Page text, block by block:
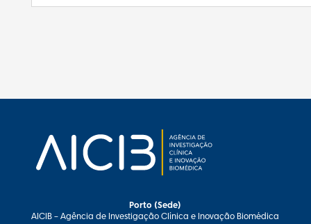
Porto (Sede)
AICIB – Agência de Investigação Clínica e Inovação Biomédica